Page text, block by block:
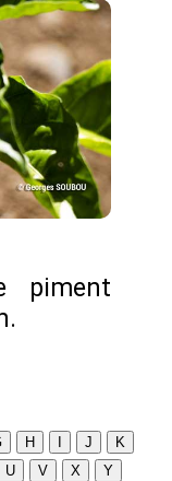
piment
H J
K
U V X
Y